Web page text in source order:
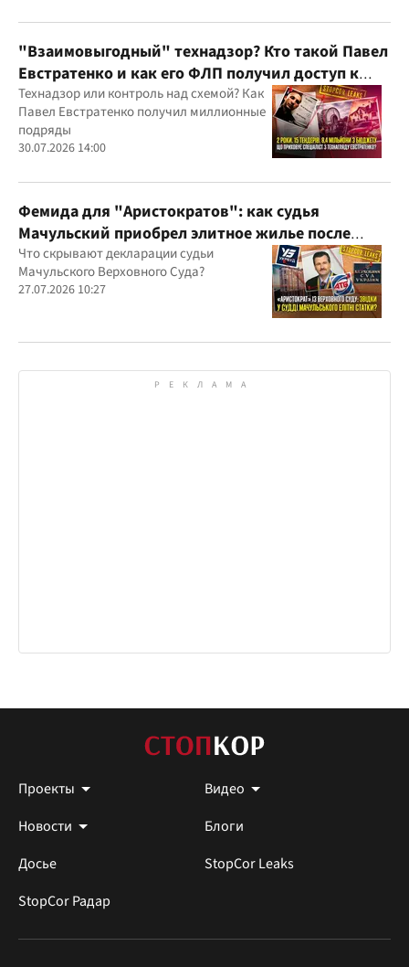
юрисдикций
"Взаимовыгодный" технадзор? Кто такой Павел
Евстратенко и как его ФЛП получил доступ к
бюджетным миллионам?
Технадзор или контроль над схемой? Как
Павел Евстратенко получил миллионные
подряды
30.07.2026 14:00
Фемида для "Аристократов": как судья
Мачульский приобрел элитное жилье после
вердикта в пользу застройщика?
Что скрывают декларации судьи
Мачульского Верховного Суда?
27.07.2026 10:27
Проекты
Видео
Новости
Блоги
Досье
StopCor Leaks
StopCor Радар